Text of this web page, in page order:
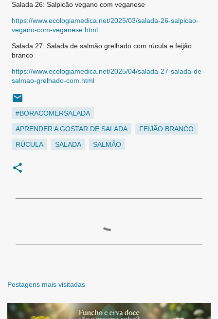
Salada 26: Salpicão vegano com veganese
https://www.ecologiamedica.net/2025/03/salada-26-salpicao-
vegano-com-veganese.html
Salada 27: Salada de salmão grelhado com rúcula e feijão
branco
https://www.ecologiamedica.net/2025/04/salada-27-salada-de-
salmao-grelhado-com.html
#BORACOMERSALADA
APRENDER A GOSTAR DE SALADA
FEIJÃO BRANCO
RÚCULA
SALADA SALMÃO
r
o
s
Postagens mais visitadas